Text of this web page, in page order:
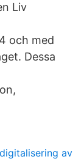
Liv
och med
Dessa
digitalisering av